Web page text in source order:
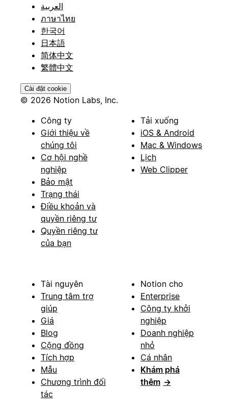
العربية
ภาษาไทย
한국어
日本語
简体中文
繁體中文
Cài đặt cookie
© 2026 Notion Labs, Inc.
Công ty
Giới thiệu về
chúng tôi
Cơ hội nghề
nghiệp
Bảo mật
Trạng thái
Điều khoản và
quyền riêng tư
Quyền riêng tư
của bạn
Tải xuống
iOS & Android
Mac & Windows
Lịch
Web Clipper
Tài nguyên
Trung tâm trợ
giúp
Giá
Blog
Cộng đồng
Tích hợp
Mẫu
Chương trình đối
tác
Notion cho
Enterprise
Công ty khởi
nghiệp
Doanh nghiệp
nhỏ
Cá nhân
Khám phá
thêm →